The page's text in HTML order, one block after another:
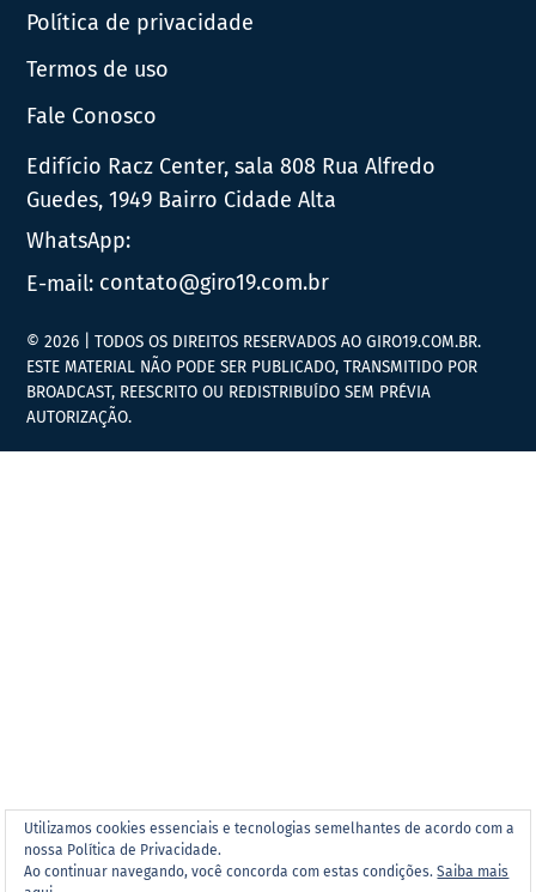
Política de privacidade
Termos de uso
Fale Conosco
Edifício Racz Center, sala 808 Rua Alfredo
Guedes, 1949 Bairro Cidade Alta
WhatsApp:
E-mail: contato@giro19.com.br
Utilizamos cookies essenciais e tecnologias semelhantes de acordo com a
nossa Política de Privacidade.
Ao continuar navegando, você concorda com estas condições.Saiba mais
© 2026 | TODOS OS DIREITOS RESERVADOS AO GIRO19.COM.BR.
ESTE MATERIAL NÃO PODE SER PUBLICADO, TRANSMITIDO POR
BROADCAST, REESCRITO OU REDISTRIBUÍDO SEM PRÉVIA
AUTORIZAÇÃO.